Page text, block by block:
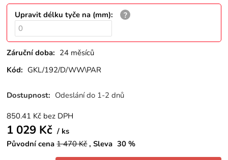
Upravit délku tyče na (mm):
Záruční doba: 24 měsíců
Kód: GKL/192/D/WW\PAR
Dostupnost: Odeslání do 1-2 dnů
850.41 Kč bez DPH
1 029 Kč
ks
Původní cena 1 470Kč Sleva 30 %